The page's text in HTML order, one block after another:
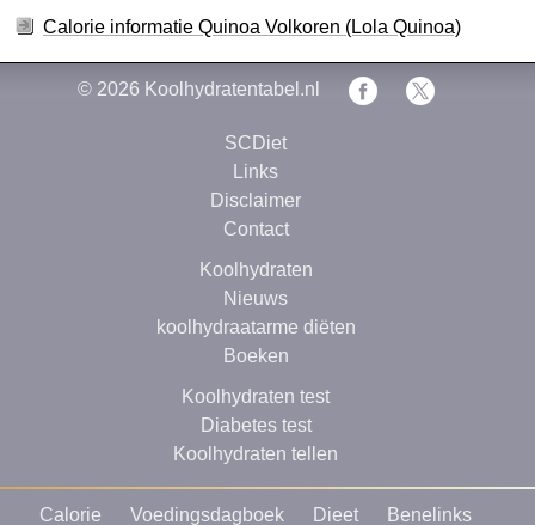
Calorie informatie Quinoa Volkoren (Lola Quinoa)
© 2026 Koolhydratentabel.nl
SCDiet
Links
Disclaimer
Contact
Koolhydraten
Nieuws
koolhydraatarme diëten
Boeken
Koolhydraten test
Diabetes test
Koolhydraten tellen
Calorie Voedingsdagboek Dieet Benelinks